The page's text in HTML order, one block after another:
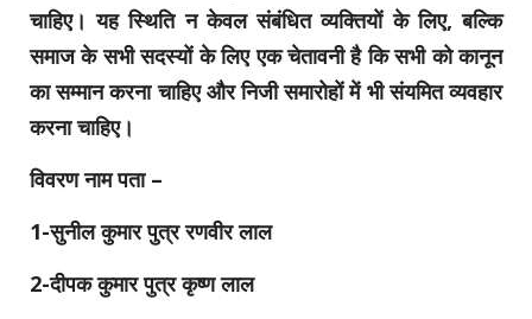
चाहिए। यह स्थिति न केवल संबंधित व्यक्तियों के लिए, बल्कि
समाज के सभी सदस्यों के लिए एक चेतावनी है कि सभी को कानून
का सम्मान करना चाहिए और निजी समारोहों में भी संयमित व्यवहार
करना चाहिए।
विवरण नाम पता –
1-सुनील कुमार पुत्र रणवीर लाल
2-दीपक कुमार पुत्र कृष्ण लाल